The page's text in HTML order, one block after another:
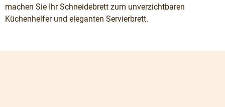
machen Sie Ihr Schneidebrett zum unverzichtbaren
Küchenhelfer und eleganten Servierbrett.